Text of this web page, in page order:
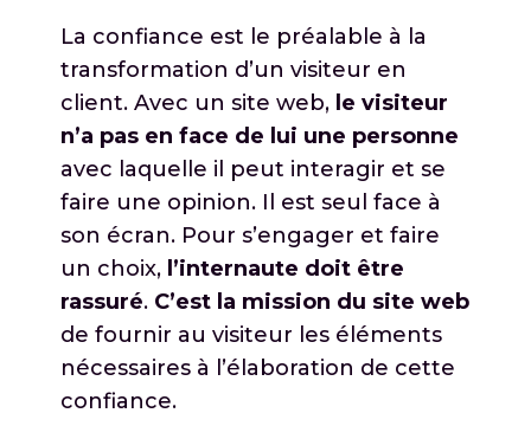
La confiance est le préalable à la
transformation d’un visiteur en
client. Avec un site web, le visiteur
n’a pas en face de lui une personne
avec laquelle il peut interagir et se
faire une opinion. Il est seul face à
son écran. Pour s’engager et faire
un choix, l’internaute doit être
rassuré. C’est la mission du site web
de fournir au visiteur les éléments
nécessaires à l’élaboration de cette
confiance.